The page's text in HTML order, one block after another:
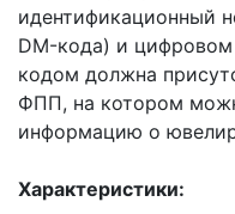
идентификационный
DM-кода) и
кодом должна
ФПП, на котором
информацию о
Характеристики: